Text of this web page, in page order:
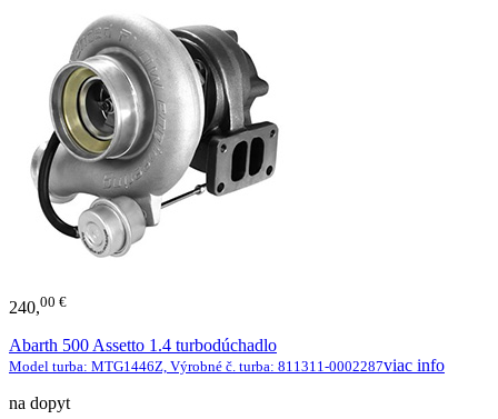
240,00 €
Abarth 500 Assetto 1.4 turbodúchadlo
Model turba: MTG1446Z, Výrobné č. turba: 811311-0002287viac info
na dopyt